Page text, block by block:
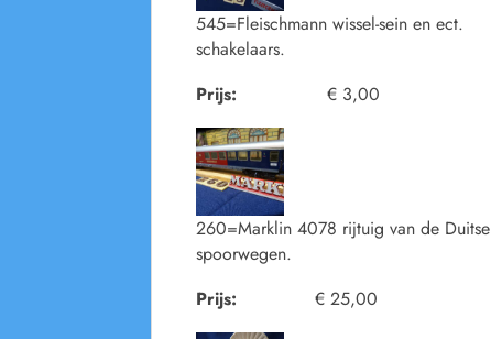
545=Fleischmann wissel-sein en ect.
schakelaars.
Prijs:
€ 3,00
260=Marklin 4078 rijtuig van de Duitse
spoorwegen.
Prijs:
€ 25,00